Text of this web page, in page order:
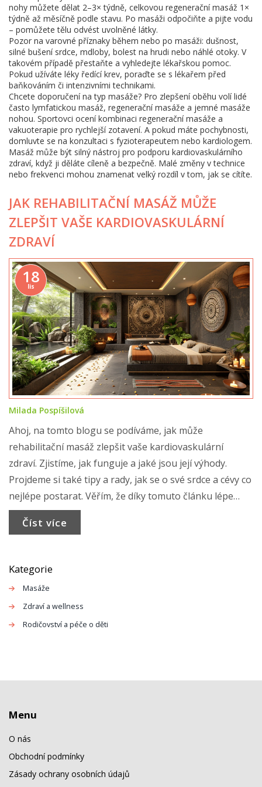
nohy můžete dělat 2–3× týdně, celkovou regenerační masáž 1×
týdně až měsíčně podle stavu. Po masáži odpočiňte a pijte vodu
– pomůžete tělu odvést uvolněné látky.
Pozor na varovné příznaky během nebo po masáži: dušnost,
silné bušení srdce, mdloby, bolest na hrudi nebo náhlé otoky. V
takovém případě přestaňte a vyhledejte lékařskou pomoc.
Pokud užíváte léky ředící krev, poraďte se s lékařem před
baňkováním či intenzivními technikami.
Chcete doporučení na typ masáže? Pro zlepšení oběhu volí lidé
často lymfatickou masáž, regenerační masáže a jemné masáže
nohou. Sportovci ocení kombinaci regenerační masáže a
vakuoterapie pro rychlejší zotavení. A pokud máte pochybnosti,
domluvte se na konzultaci s fyzioterapeutem nebo kardiologem.
Masáž může být silný nástroj pro podporu kardiovaskulárního
zdraví, když ji děláte cíleně a bezpečně. Malé změny v technice
nebo frekvenci mohou znamenat velký rozdíl v tom, jak se cítíte.
JAK REHABILITAČNÍ MASÁŽ MŮŽE
ZLEPŠIT VAŠE KARDIOVASKULÁRNÍ
ZDRAVÍ
18
lis
Milada Pospíšilová
Ahoj, na tomto blogu se podíváme, jak může
rehabilitační masáž zlepšit vaše kardiovaskulární
zdraví. Zjistíme, jak funguje a jaké jsou její výhody.
Projdeme si také tipy a rady, jak se o své srdce a cévy co
nejlépe postarat. Věřím, že díky tomuto článku lépe
pochopíte, proč by měla být masáž nedílnou součástí
vaší rutiny pro udržení zdraví. Přeji vám pěkné čtení!
Číst více
Kategorie
Masáže
Zdraví a wellness
Rodičovství a péče o děti
Menu
O nás
Obchodní podmínky
Zásady ochrany osobních údajů